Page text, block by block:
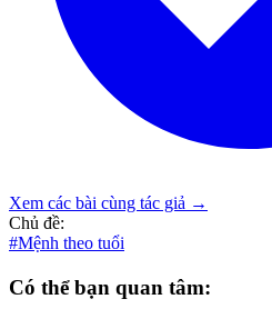
Xem các bài cùng tác giả →
Chủ đề:
#Mệnh theo tuổi
Có thể bạn quan tâm: